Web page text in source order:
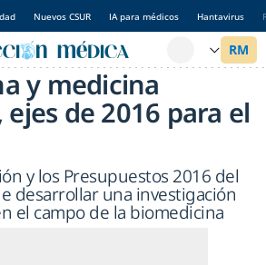
Nuevos CSUR IA para médicos Hantavirus
y medicina
de 2016 para el
y los Presupuestos 2016 del
desarrollar una investigación
el campo de la biomedicina